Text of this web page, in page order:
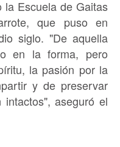
la Escuela de Gaitas
que puso en
siglo. "De aquella
en la forma, pero
la pasión por la
y de preservar
aseguró el